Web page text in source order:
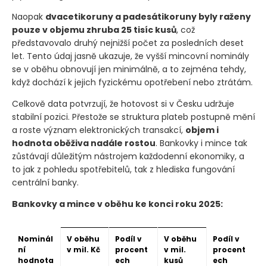
Naopak dvacetikoruny a padesátikoruny byly raženy
pouze v objemu zhruba 25 tisíc kusů, což
představovalo druhý nejnižší počet za posledních deset
let. Tento údaj jasně ukazuje, že vyšší mincovní nominály
se v oběhu obnovují jen minimálně, a to zejména tehdy,
když dochází k jejich fyzickému opotřebení nebo ztrátám.
Celkově data potvrzují, že hotovost si v Česku udržuje
stabilní pozici. Přestože se struktura plateb postupně mění
a roste význam elektronických transakcí, objem i
hodnota oběživa nadále rostou. Bankovky i mince tak
zůstávají důležitým nástrojem každodenní ekonomiky, a
to jak z pohledu spotřebitelů, tak z hlediska fungování
centrální banky.
Bankovky a mince v oběhu ke konci roku 2025:
Nominál
ní
hodnota
V oběhu
v mil. Kč
Podíl v
procent
ech
V oběhu
v mil.
kusů
Podíl v
procent
ech